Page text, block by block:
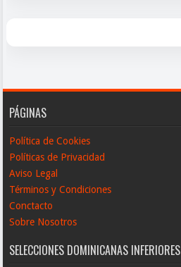
PÁGINAS
Política de Cookies
Políticas de Privacidad
Aviso Legal
Términos y Condiciones
Conctacto
Sobre Nosotros
SELECCIONES DOMINICANAS INFERIORES